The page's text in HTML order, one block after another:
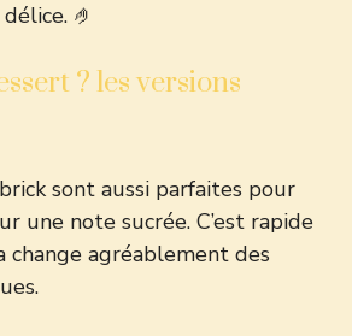
🤌
? les versions
sont aussi parfaites pour
une note sucrée. C’est rapide
change agréablement des